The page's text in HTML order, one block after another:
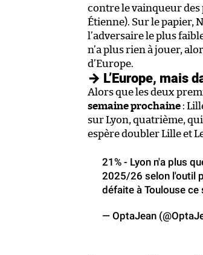
contre le vainqueur des
Étienne). Sur le papier,
l’adversaire le plus
n’a plus rien à jouer,
d’Europe.
→ L’Europe, mais
Alors que les deux
semaine prochaine :
sur Lyon, quatrième,
espère doubler Lille et
21% - Lyon n'a plus
2025/26 selon l'outil
défaite à Toulouse ce
— OptaJean